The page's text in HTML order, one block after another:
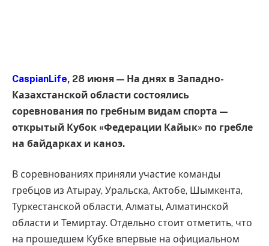
CaspianLife, 28 июня — На днях в Западно-
Казахстанской области состоялись
соревнования по гребным видам спорта —
открытый Кубок «Федерации Кайык» по гребле
на байдарках и каноэ.
В соревнованиях приняли участие команды
гребцов из Атырау, Уральска, Актобе, Шымкента,
Туркестанской области, Алматы, Алматинской
области и Темиртау. Отдельно стоит отметить, что
на прошедшем Кубке впервые на официальном